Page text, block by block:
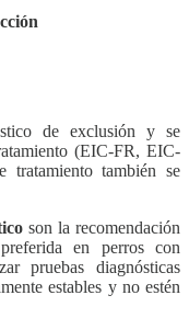
de exclusión y se
(EIC-FR, EIC-
también se
son la recomendación
en perros con
pruebas diagnósticas
estables y no estén